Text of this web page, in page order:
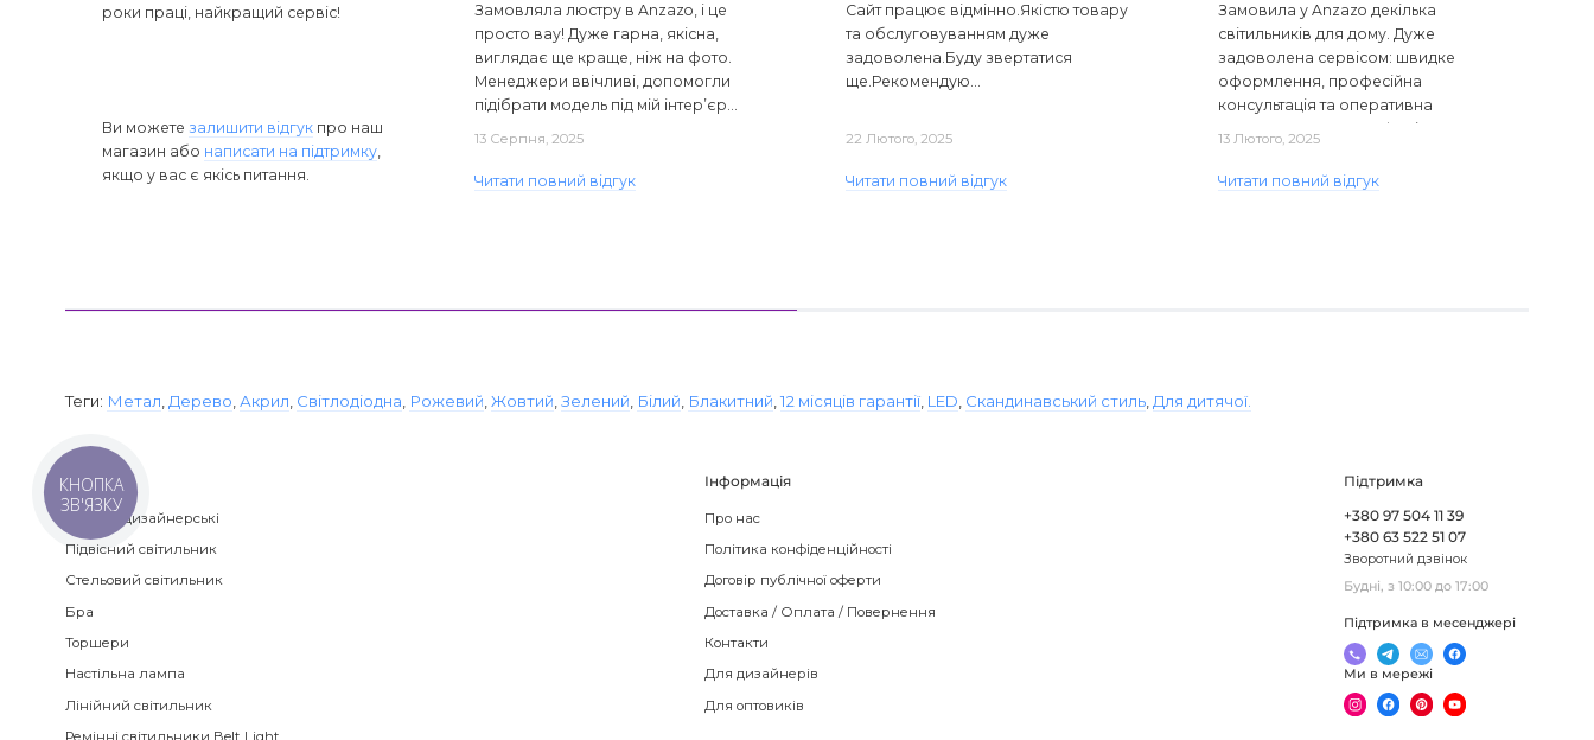
роки праці, найкращий сервіс!
Ви можете залишити відгук про наш
магазин або написати на підтримку
якщо у вас є якісь питання.
Замовляла люстру в Anzazo, і це
просто вау! Дуже гарна, якісна,
виглядає ще краще, ніж на фото.
Менеджери ввічливі, допомогли
підібрати модель під мій інтер’єр...
13 Серпня, 2025
Читати повний відгук
Сайт працює відмінно.Якістю товару
та обслуговуванням дуже
задоволена.Буду звертатися
ще.Рекомендую...
22 Лютого, 2025
Читати повний відгук
Замовила у Anzazo декілька
світильників для дому. Дуже
задоволена сервісом: швидке
оформлення, професійна
консультація та оперативна
доставка. Один з плафонів, на жаль,
13 Лютого, 2025
Читати повний відгук
Теги: Метал Дерево Акрил Світлодіодна Рожевий ,Жовтий ,Зелений Білий Блакитний ,12 місяців гарантії LED Скандинавський стиль Для дитячої.
Категорії
Люстри дизайнерські
Підвісний світильник
Стельовий світильник
Бра
Торшери
Настільна лампа
Лінійний світильник
Ремінні світильники Belt Light
Інформація
Про нас
Політика конфіденційності
Договір публічної оферти
Доставка / Оплата / Повернення
Контакти
Для дизайнерів
Для оптовиків
Підтримка
+380 97 504 11 39
+380 63 522 51 07
Зворотний дзвінок
Будні, з 10:00 до 17:00
Підтримка в месенджері
Ми в мережі
КНОПКА
ЗВ'ЯЗКУ